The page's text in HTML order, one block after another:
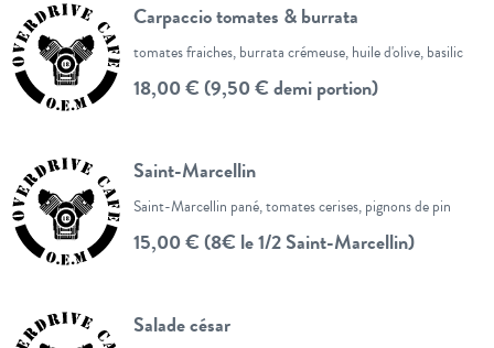
Carpaccio tomates & burrata
tomates fraiches, burrata crémeuse, huile d'olive, basilic
18,00 € (9,50 € demi portion)
Saint-Marcellin
Saint-Marcellin pané, tomates cerises, pignons de pin
15,00 € (8€ le 1/2 Saint-Marcellin)
Salade césar